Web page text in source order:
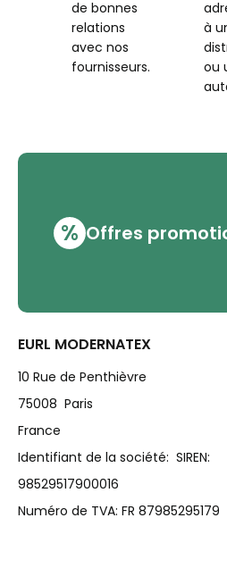
de bonnes
relations
avec nos
fournisseurs.
à
ou
% Offres
EURL MODERNATEX
10 Rue de Penthièvre
75008 Paris
France
Identifiant de la société: SIREN:
98529517900016
Numéro de TVA: FR 87985295179